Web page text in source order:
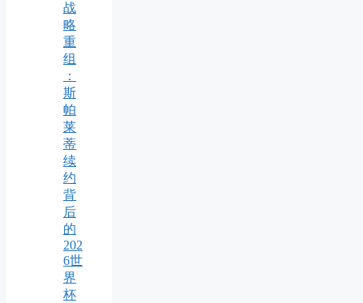
战
略
重
组
：
斯
帕
莱
蒂
续
约
背
后
的
202
6世
界
杯